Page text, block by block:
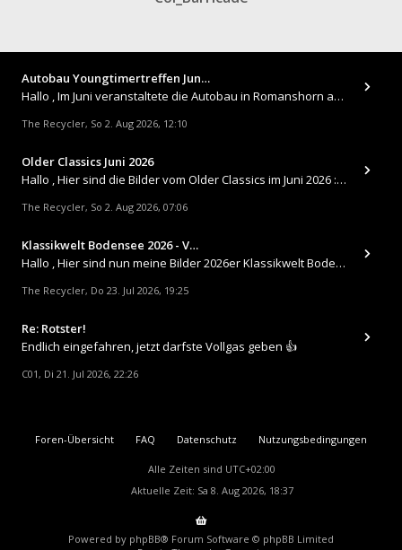
Autobau Youngtimertreffen Jun…
Hallo , Im Juni veranstaltete die Autobau in Romanshorn auf ihrem Gelände ein kleines Youngtimertreffen : https://up.
The Recycler, So 2. Aug 2026, 12:10
Older Classics Juni 2026
​Hallo , Hier sind die Bilder vom Older Classics im Juni 2026 : https://up.picr.de/51155940wd.jpg https://up.pic
The Recycler, So 2. Aug 2026, 07:06
Klassikwelt Bodensee 2026 - V…
Hallo , Hier sind nun meine Bilder 2026er Klassikwelt Bodensee 😀 https://up.picr.de/51125547rb.jpg https://up.pi
The Recycler, Do 23. Jul 2026, 19:25
Re: Rotster!
Endlich eingefahren, jetzt darfste Vollgas geben 👍
C01, Di 21. Jul 2026, 22:26
Foren-Übersicht FAQ Datenschutz Nutzungsbedingungen
Alle Zeiten sind UTC+02:00
Aktuelle Zeit: Sa 8. Aug 2026, 18:37
Powered by phpBB® Forum Software © phpBB Limited